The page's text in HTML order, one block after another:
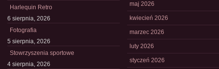
Harlequin Retro
6 sierpnia, 2026
Fotografia
5 sierpnia, 2026
Stowrzyszenia sportowe
4 sierpnia, 2026
maj 2026
kwiecień 2026
marzec 2026
luty 2026
styczeń 2026